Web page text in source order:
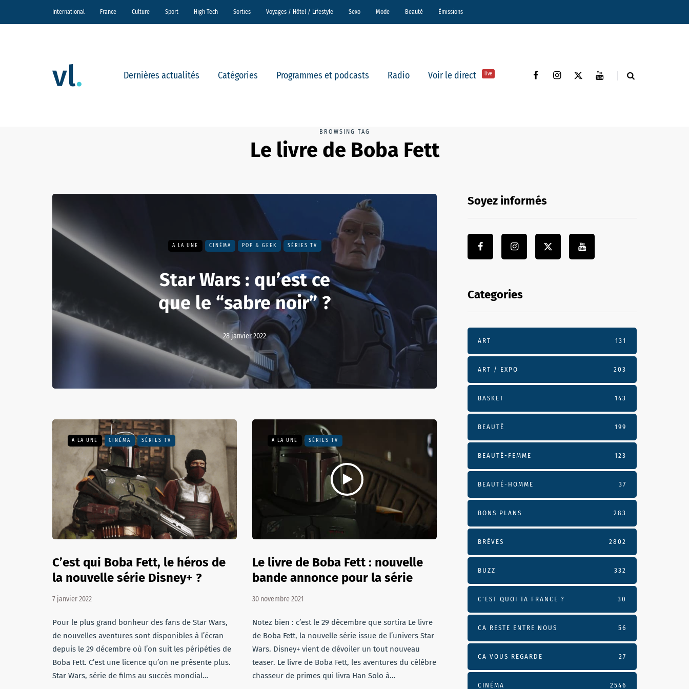
International France Culture Sport High Tech Sorties Voyages / Hôtel / Lifestyle Sexo Mode Beauté Émissions
Dernières actualités Catégories Programmes et podcasts Radio Voir le direct live
BROWSING TAG
Le livre de Boba Fett
A LA UNE CINÉMA POP & GEEK SÉRIES TV
Star Wars : qu’est ce
que le “sabre noir” ?
28 janvier 2022
A LA UNE CINÉMA SÉRIES TV
C’est qui Boba Fett, le héros de
la nouvelle série Disney+ ?
7 janvier 2022
Pour le plus grand bonheur des fans de Star Wars,
de nouvelles aventures sont disponibles à l’écran
depuis le 29 décembre où l’on suit les péripéties de
Boba Fett. C’est une licence qu’on ne présente plus.
Star Wars, série de films au succès mondial…
A LA UNE SÉRIES TV
Le livre de Boba Fett : nouvelle
bande annonce pour la série
30 novembre 2021
Notez bien : c’est le 29 décembre que sortira Le livre
de Boba Fett, la nouvelle série issue de l’univers Star
Wars. Disney+ vient de dévoiler un tout nouveau
teaser. Le livre de Boba Fett, les aventures du célèbre
chasseur de primes qui livra Han Solo à…
Soyez informés
Categories
ART 131
ART / EXPO 203
BASKET 143
BEAUTÉ 199
BEAUTÉ-FEMME 123
BEAUTÉ-HOMME 37
BONS PLANS 283
BRÈVES 2802
BUZZ 332
C'EST QUOI TA FRANCE ? 30
CA RESTE ENTRE NOUS 56
CA VOUS REGARDE 27
CINÉMA 2546